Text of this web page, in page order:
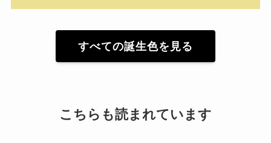
すべての誕生色を見る
こちらも読まれています